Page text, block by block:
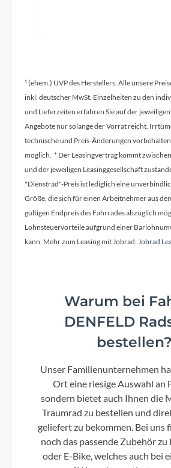
Griffe
ACID Hybrid
Ladegerät
Shimano XT RD-M8100-SGS,
Rahmenmaterial
ACID MTB Hybrid Pro,
Kassette
Shimano Deore CS-
Lenker
¹ (ehem.) UVP des Herstellers. Alle unsere
inkl. deutscher MwSt. Einzelheiten zu den
und Lieferzeiten erfahren Sie auf der
Angebote nur solange der Vorrat reicht.
technische und Preis-Änderungen
möglich. * Der Leasingvertrag kommt
und der jeweiligen Leasinggesellschaft
"Dienstrad"-Preis ist lediglich eine
Größe, die sich für einen Arbeitnehmer aus
gültigen Endpreis des Fahrrades abzüglich
Lohnsteuervorteile aufgrund einer
kann. Mehr zum Leasing mit Jobrad:Jobrad
Warum bei
DENFELD
bestellen?
Unser Familienunternehmen
Ort eine riesige Auswahl an
sondern bietet auch Ihnen die
Traumrad zu bestellen und
geliefert zu bekommen. Bei uns
noch das passende Zubehör
oder E-Bike, welches auch bei